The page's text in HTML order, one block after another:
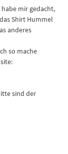
habe mir gedacht,
Shirt Hummel
anderes
so mache
sind der